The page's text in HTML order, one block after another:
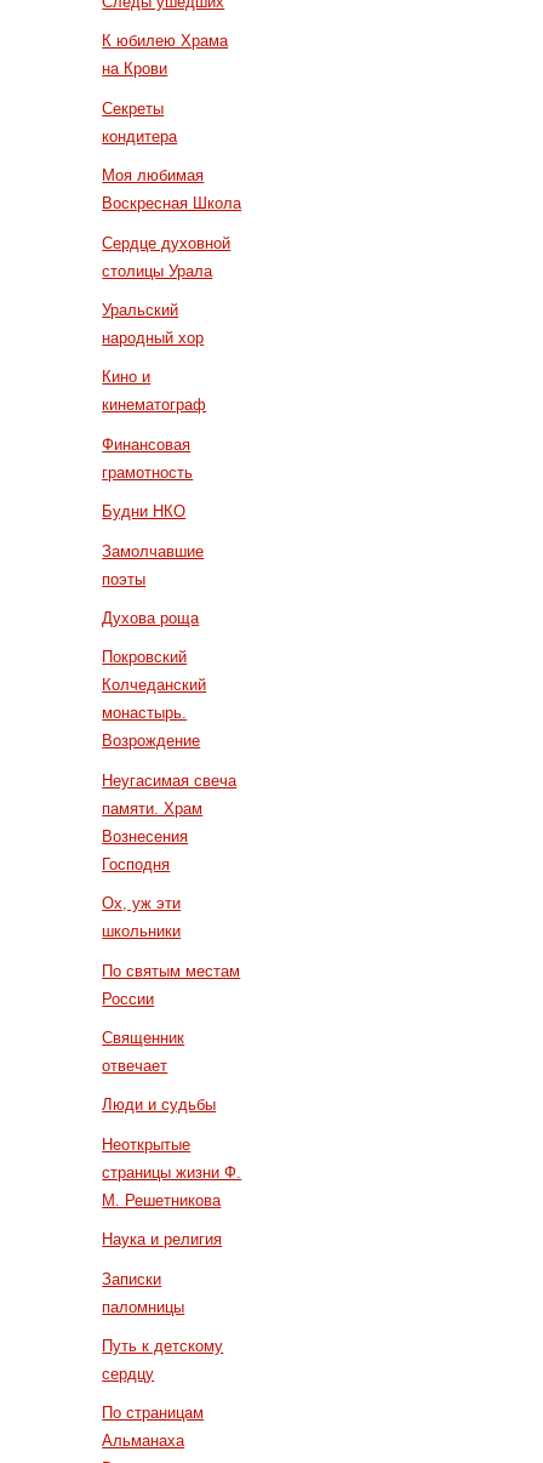
К юбилею Храма
на Крови
Секреты
кондитера
Моя любимая
Воскресная Школа
Сердце духовной
столицы Урала
Уральский
народный хор
Кино и
кинематограф
Финансовая
грамотность
Будни НКО
Замолчавшие
поэты
Духова роща
Покровский
Колчеданский
монастырь.
Возрождение
Неугасимая свеча
памяти. Храм
Вознесения
Господня
Ох, уж эти
школьники
По святым местам
России
Священник
отвечает
Люди и судьбы
Неоткрытые
страницы жизни Ф.
М. Решетникова
Наука и религия
Записки
паломницы
Путь к детскому
сердцу
По страницам
Альманаха